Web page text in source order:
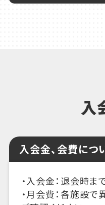
入
入会金、会費につ
・入会金：退会時ま
・月会費：各施設で